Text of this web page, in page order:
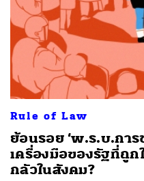
Rule of Law
ย้อนรอย ‘พ.ร.บ.การ
เครื่องมือของรัฐที่ถู
กลัวในสังคม?